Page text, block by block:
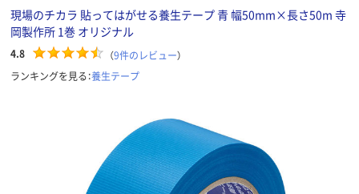
現場のチカラ 貼ってはがせる養生テープ 青 幅50mm×長さ50m 寺
岡製作所 1巻 オリジナル
4.8 （9件のレビュー）
ランキングを見る：養生テープ